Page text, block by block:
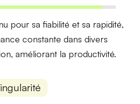
pour safiabilité et sa rapidité,
constante dans divers
améliorant la productivité.